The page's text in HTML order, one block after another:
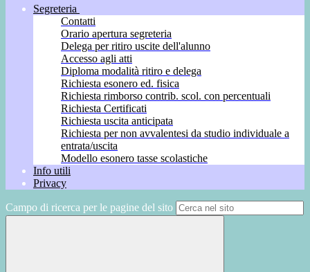
Segreteria
Contatti
Orario apertura segreteria
Delega per ritiro uscite dell'alunno
Accesso agli atti
Diploma modalità ritiro e delega
Richiesta esonero ed. fisica
Richiesta rimborso contrib. scol. con percentuali
Richiesta Certificati
Richiesta uscita anticipata
Richiesta per non avvalentesi da studio individuale a
entrata/uscita
Modello esonero tasse scolastiche
Info utili
Privacy
Campo di ricerca per le pagine del sito